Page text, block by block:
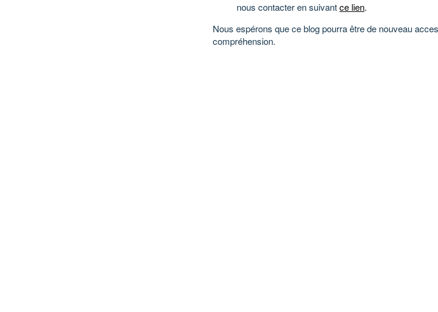
nous contacter en suivantce lien.
Nous espérons que ce blog pourra être de nouveau
compréhension.